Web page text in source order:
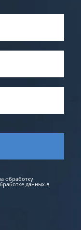
обработку
данных в